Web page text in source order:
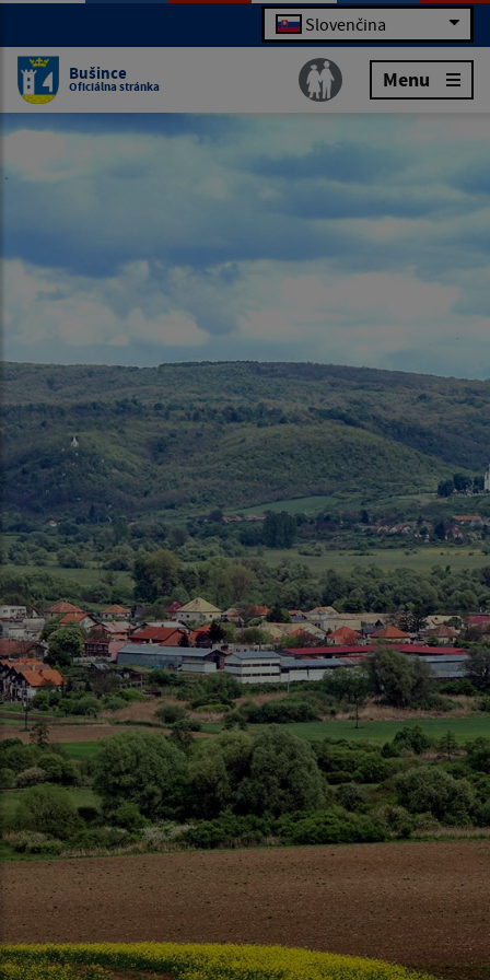
Slovenčina
Bušince
Oficiálna stránka Menu